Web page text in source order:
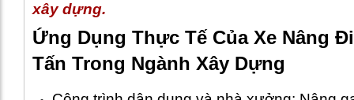
xây dựng.
Ứng Dụng Thực Tế Của Xe Nâng
Tấn Trong Ngành Xây Dựng